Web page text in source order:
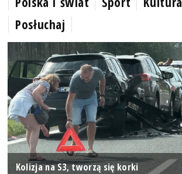
Posłuchaj
Kolizja na S3, tworzą się korki